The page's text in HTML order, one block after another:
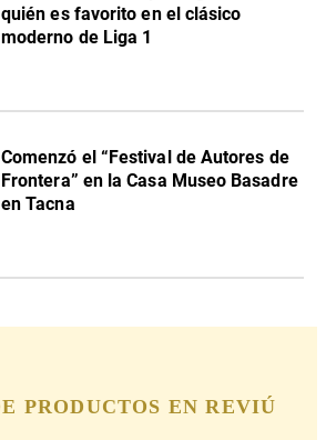
quién es favorito en el clásico
moderno de Liga 1
Comenzó el “Festival de Autores de
Frontera” en la Casa Museo Basadre
en Tacna